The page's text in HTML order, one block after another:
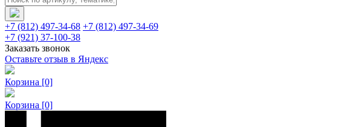
+7 (812) 497-34-68 +7 (812) 497-34-69
+7 (921) 37-100-38
Заказать звонок
Оставьте отзыв в Яндекс
Корзина [0]
Корзина [0]